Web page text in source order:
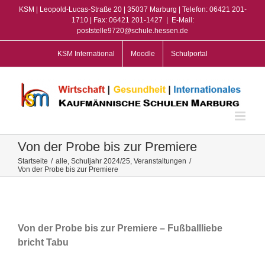
KSM | Leopold-Lucas-Straße 20 | 35037 Marburg | Telefon: 06421 201-
1710 | Fax: 06421 201-1427
E-Mail:
poststelle9720@schule.hessen.de
KSM International Moodle Schulportal
Von der Probe bis zur Premiere
Startseite / alle, Schuljahr 2024/25, Veranstaltungen /
Von der Probe bis zur Premiere
Von der Probe bis zur Premiere – Fußballliebe
bricht Tabu